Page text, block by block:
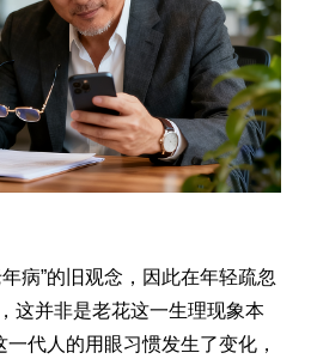
病”的旧观念，因此在年轻疏忽
这并非是老花这一生理现象本
一代人的用眼习惯发生了变化，